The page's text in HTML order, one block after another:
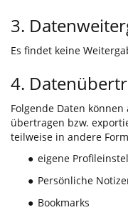
3.
Es findet keine
4.
Folgende Daten
übertragen bzw.
teilweise in andere
● eigene
● Persönliche
● Bookmarks